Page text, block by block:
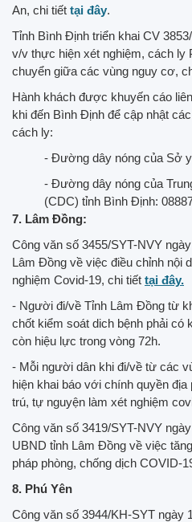
An, chi tiết tại đây.
Tỉnh Bình Định triển khai CV
v/v thực hiện xét nghiệm, cách
chuyển giữa các vùng nguy cơ,
Hành khách được khuyến cáo
khi đến Bình Định để cập nhật
cách ly:
- Đường dây nóng của Sở y
- Đường dây nóng của
(CDC) tỉnh Bình Định:
7. Lâm Đồng:
Công văn số 3455/SYT-NVY
Lâm Đồng về việc điều chỉnh nội
nghiệm Covid-19, chi tiết tại đây.
- Người đi/về Tỉnh Lâm Đồng từ
chốt kiểm soát dich bệnh phải có
còn hiệu lực trong vòng 72h.
- Mỗi người dân khi đi/về từ các
hiện khai báo với chính quyền
trú, tự nguyện làm xét nghiệm
Công văn số 3419/SYT-NVY
UBND tỉnh Lâm Đồng về việc
pháp phòng, chống dịch COVID-
8. Phú Yên
Công văn số 3944/KH-SYT ngày